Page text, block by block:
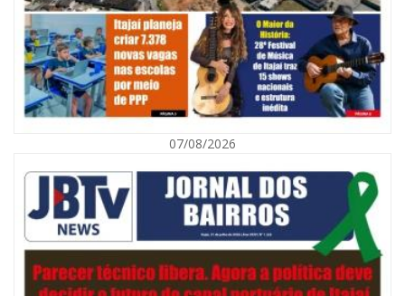
Navegantes celebra 64 anos com shows nacionais de Ferrugem, Banda
Morada e Chiquito & Bordoneio
ITAJAÍ
07/08/2026